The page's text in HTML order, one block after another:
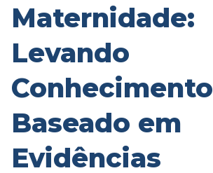
Maternidade:
Levando
Conhecimento
Baseado em
Evidências